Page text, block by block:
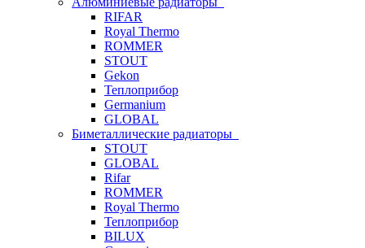
RIFAR
Royal Thermo
ROMMER
STOUT
Gekon
Теплоприбор
Germanium
GLOBAL
Биметаллические радиаторы
STOUT
GLOBAL
Rifar
ROMMER
Royal Thermo
Теплоприбор
BILUX